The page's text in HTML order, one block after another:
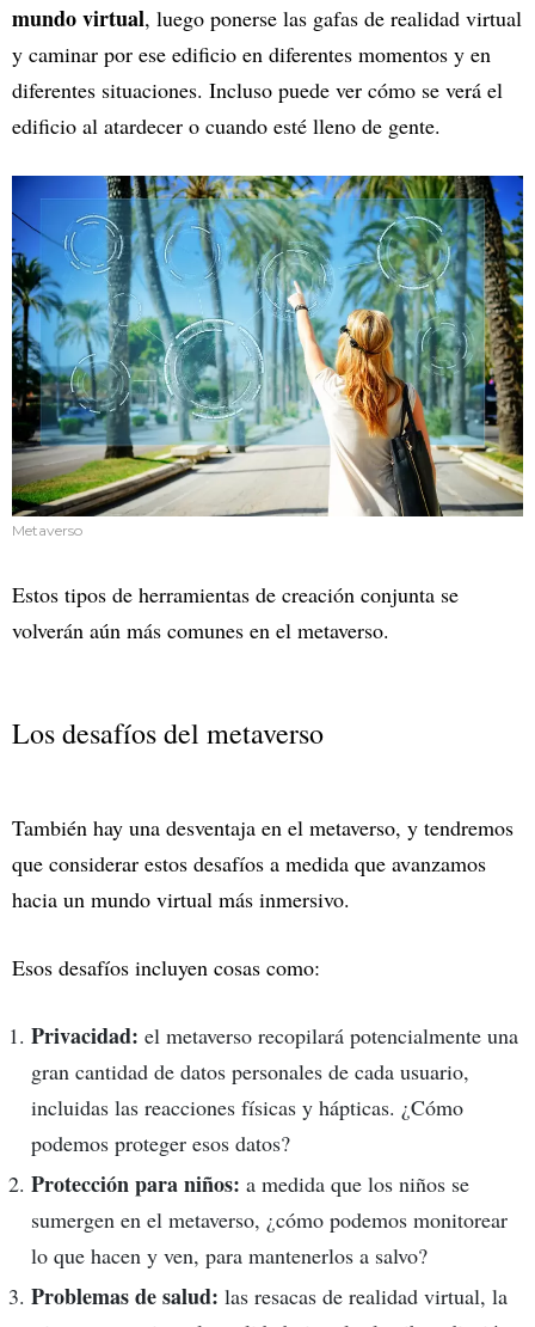
mundo virtual, luego ponerse las gafas de realidad virtual
y caminar por ese edificio en diferentes momentos y en
diferentes situaciones. Incluso puede ver cómo se verá el
edificio al atardecer o cuando esté lleno de gente.
Metaverso
Estos tipos de herramientas de creación conjunta se
volverán aún más comunes en el metaverso.
Los desafíos del metaverso
También hay una desventaja en el metaverso, y tendremos
que considerar estos desafíos a medida que avanzamos
hacia un mundo virtual más inmersivo.
Esos desafíos incluyen cosas como:
Privacidad: el metaverso recopilará potencialmente una
gran cantidad de datos personales de cada usuario,
incluidas las reacciones físicas y hápticas. ¿Cómo
podemos proteger esos datos?
Protección para niños: a medida que los niños se
sumergen en el metaverso, ¿cómo podemos monitorear
lo que hacen y ven, para mantenerlos a salvo?
Problemas de salud: las resacas de realidad virtual, la